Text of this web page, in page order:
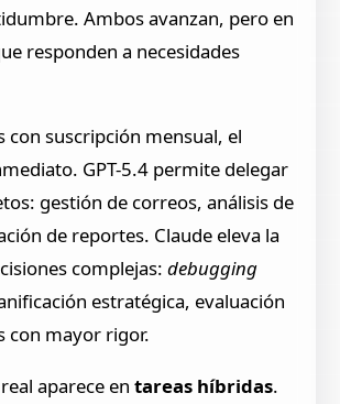
Ambos avanzan, pero en
responden a necesidades
con suscripción mensual, el
GPT-5.4 permite delegar
gestión de correos, análisis de
de reportes. Claude eleva la
complejas:debugging
estratégica, evaluación
con mayor rigor.
aparece entareas híbridas.